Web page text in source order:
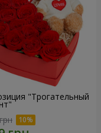
"Трогательный